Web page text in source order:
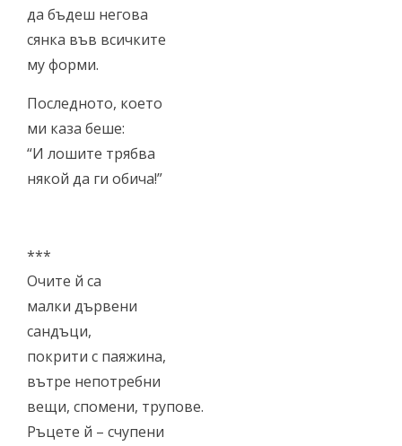
да бъдеш негова
сянка във всичките
му форми.
Последното, което
ми каза беше:
“И лошите трябва
някой да ги обича!”
***
Очите й са
малки дървени
сандъци,
покрити с паяжина,
вътре непотребни
вещи, спомени, трупове.
Ръцете й – счупени